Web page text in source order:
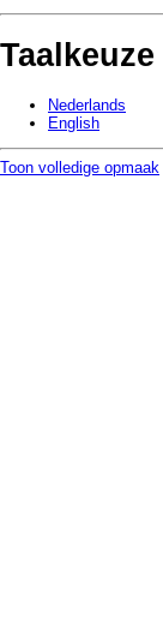
Taalkeuze
Nederlands
English
Toon volledige opmaak